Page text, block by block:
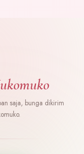
saja, bunga dikirim